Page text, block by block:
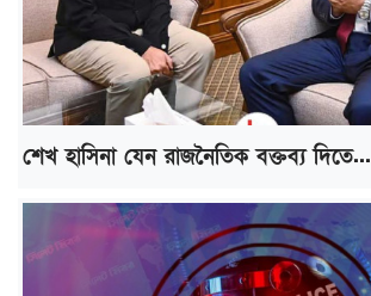
শেখ হাসিনা যেন রাজনৈতিক বক্তব্য দিতে...